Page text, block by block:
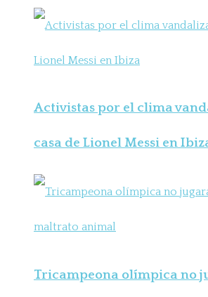
Activistas por el clima
casa de Lionel Messi en
Tricampeona olímpica no